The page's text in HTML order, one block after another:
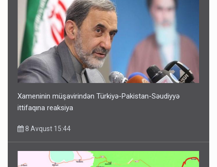
Xameninin müşavirindən Türkiyə-Pakistan-Səudiyyə
ittifaqına reaksiya
8 Avqust 15:44